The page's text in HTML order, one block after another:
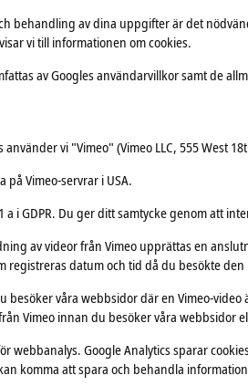
behandling av dina uppgifter är det
vi till informationen om cookies.
av Googles användarvillkor samt de
vi "Vimeo" (Vimeo LLC, 555 West
Vimeo-servrar i USA.
i GDPR. Du ger ditt samtycke genom att
av videor från Vimeo upprättas en
registreras datum och tid då du besökte
besöker våra webbsidor där en Vimeo-
Vimeo innan du besöker våra
webbanalys. Google Analytics sparar
komma att spara och behandla